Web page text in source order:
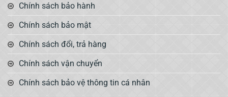
Chính sách bảo hành
Chính sách bảo mật
Chính sách đổi, trả hàng
Chính sách vận chuyển
Chính sách bảo vệ thông tin cá nhân